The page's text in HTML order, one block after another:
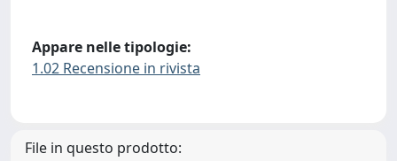
Appare nelle tipologie:
1.02 Recensione in rivista
File in questo prodotto: